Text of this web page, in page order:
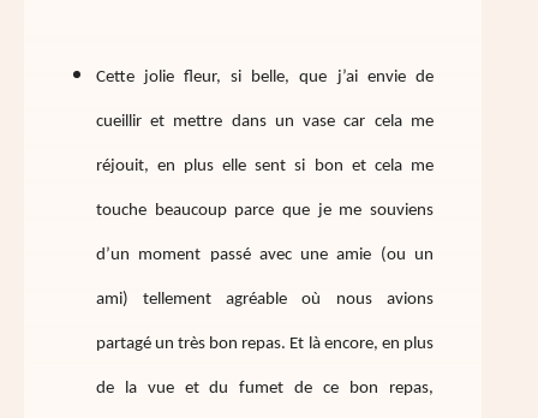
Cette jolie fleur, si belle, que j’ai envie de
cueillir et mettre dans un vase car cela me
réjouit, en plus elle sent si bon et cela me
touche beaucoup parce que je me souviens
d’un moment passé avec une amie (ou un
ami) tellement agréable où nous avions
partagé un très bon repas. Et là encore, en plus
de la vue et du fumet de ce bon repas,